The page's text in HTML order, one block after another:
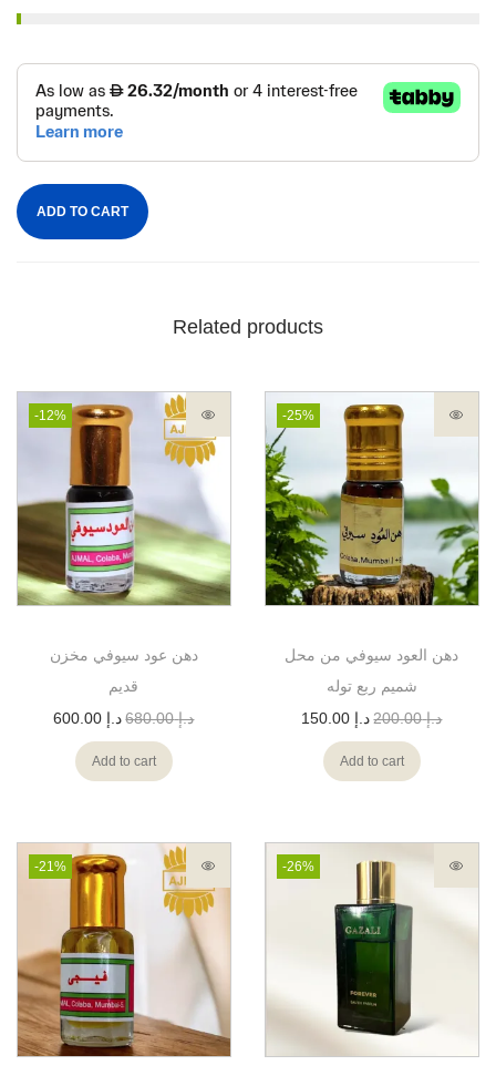
ADD TO CART
Related products
-12%
دهن عود سيوفي مخزن
قديم
د.إ680.00 د.إ
Add to cart
-25%
دهن العود سيوفي من محل
شميم ربع توله
د.إ200.00 د.إ
Add to cart
-21% -26%